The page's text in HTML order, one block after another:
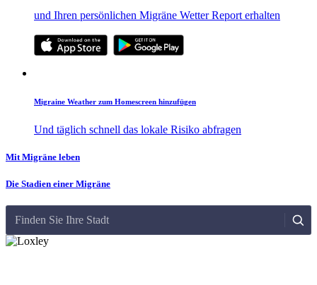
und Ihren persönlichen Migräne Wetter Report erhalten
Migraine Weather zum Homescreen hinzufügen
Und täglich schnell das lokale Risiko abfragen
Mit Migräne leben
Die Stadien einer Migräne
Finden Sie Ihre Stadt